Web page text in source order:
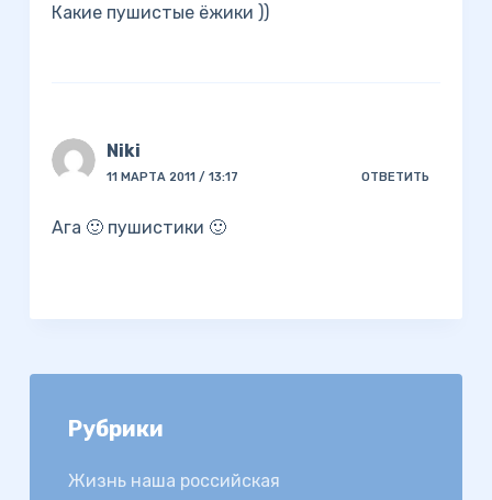
Какие пушистые ёжики ))
Niki
11 МАРТА 2011 / 13:17 ОТВЕТИТЬ
Ага 🙂 пушистики 🙂
Рубрики
Жизнь наша российская